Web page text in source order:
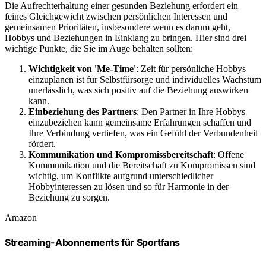
Die Aufrechterhaltung einer gesunden Beziehung erfordert ein
feines Gleichgewicht zwischen persönlichen Interessen und
gemeinsamen Prioritäten, insbesondere wenn es darum geht,
Hobbys und Beziehungen in Einklang zu bringen. Hier sind drei
wichtige Punkte, die Sie im Auge behalten sollten:
Wichtigkeit von 'Me-Time': Zeit für persönliche Hobbys
einzuplanen ist für Selbstfürsorge und individuelles Wachstum
unerlässlich, was sich positiv auf die Beziehung auswirken
kann.
Einbeziehung des Partners: Den Partner in Ihre Hobbys
einzubeziehen kann gemeinsame Erfahrungen schaffen und
Ihre Verbindung vertiefen, was ein Gefühl der Verbundenheit
fördert.
Kommunikation und Kompromissbereitschaft: Offene
Kommunikation und die Bereitschaft zu Kompromissen sind
wichtig, um Konflikte aufgrund unterschiedlicher
Hobbyinteressen zu lösen und so für Harmonie in der
Beziehung zu sorgen.
Amazon
Streaming-Abonnements für Sportfans